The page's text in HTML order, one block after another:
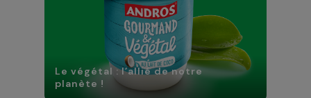
Le végétal : l’allié de notre
planète !